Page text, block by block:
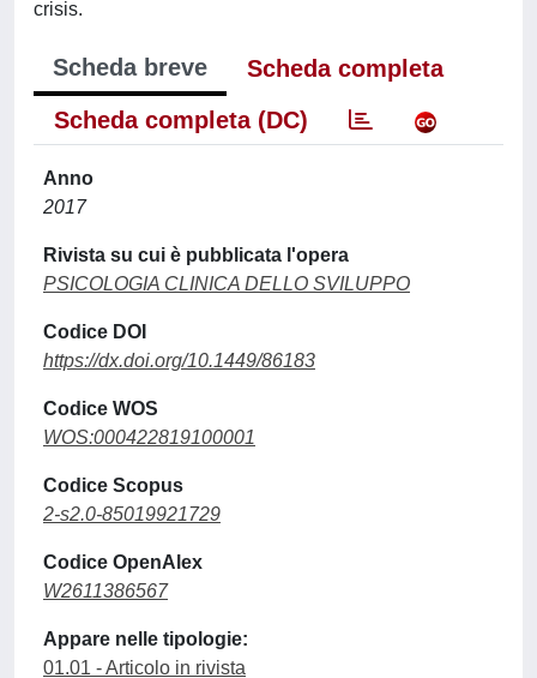
crisis.
Scheda breve
Scheda completa
Scheda completa (DC)
Anno
2017
Rivista su cui è pubblicata l'opera
PSICOLOGIA CLINICA DELLO SVILUPPO
Codice DOI
https://dx.doi.org/10.1449/86183
Codice WOS
WOS:000422819100001
Codice Scopus
2-s2.0-85019921729
Codice OpenAlex
W2611386567
Appare nelle tipologie:
01.01 - Articolo in rivista